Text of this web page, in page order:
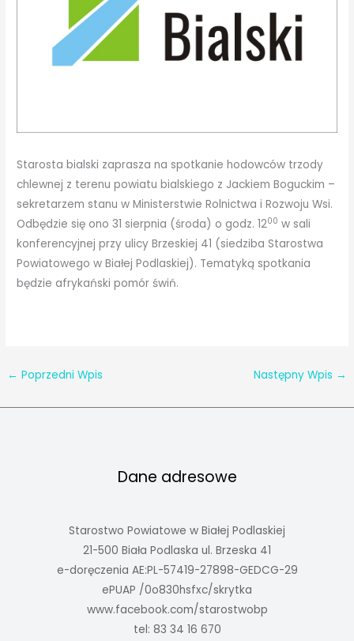
Starosta bialski zaprasza na spotkanie hodowców trzody
chlewnej z terenu powiatu bialskiego z Jackiem Boguckim –
sekretarzem stanu w Ministerstwie Rolnictwa i Rozwoju Wsi.
Odbędzie się ono 31 sierpnia (środa) o godz. 1200 w sali
konferencyjnej przy ulicy Brzeskiej 41 (siedziba Starostwa
Powiatowego w Białej Podlaskiej). Tematyką spotkania
będzie afrykański pomór świń.
← Poprzedni Wpis Następny Wpis →
Dane adresowe
Starostwo Powiatowe w Białej Podlaskiej
21-500 Biała Podlaska ul. Brzeska 41
e-doręczenia AE:PL-57419-27898-GEDCG-29
ePUAP /0o830hsfxc/skrytka
www.facebook.com/starostwobp
tel: 83 34 16 670